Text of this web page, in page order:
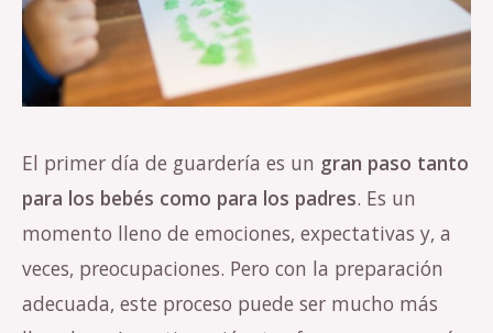
El primer día de guardería es un gran paso tanto
para los bebés como para los padres. Es un
momento lleno de emociones, expectativas y, a
veces, preocupaciones. Pero con la preparación
adecuada, este proceso puede ser mucho más